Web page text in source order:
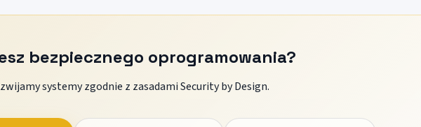
bezpiecznego oprogramowania?
systemy zgodnie z zasadami Security by Design.